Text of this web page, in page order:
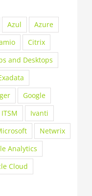
Azul
Azure
Citrix
and Desktops
Google
ITSM
Ivanti
Netwrix
Analytics
Cloud